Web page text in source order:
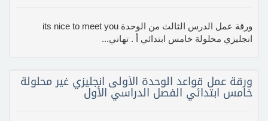
ورقة عمل الدرس الثالث من الوحدة its nice to meet you
انجليزي محلولة خامس ابتدائي أ . تهاني...
ورقة عمل قواعد الوحدة الأولى انجليزي غير محلولة
خامس ابتدائي الفصل الدراسي الأول